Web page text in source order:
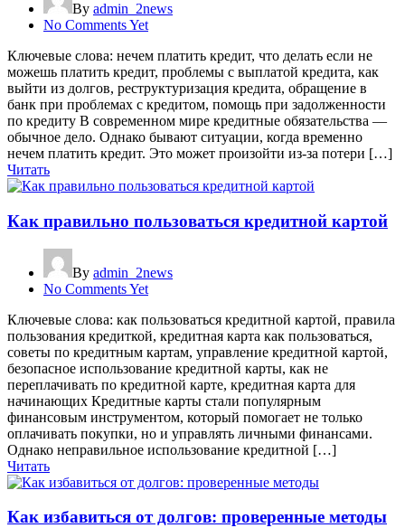
By admin_2news
No Comments Yet
Ключевые слова: нечем платить кредит, что делать если не
можешь платить кредит, проблемы с выплатой кредита, как
выйти из долгов, реструктуризация кредита, обращение в
банк при проблемах с кредитом, помощь при задолженности
по кредиту В современном мире кредитные обязательства —
обычное дело. Однако бывают ситуации, когда временно
нечем платить кредит. Это может произойти из-за потери […]
Читать
Как правильно пользоваться кредитной картой
By admin_2news
No Comments Yet
Ключевые слова: как пользоваться кредитной картой, правила
пользования кредиткой, кредитная карта как пользоваться,
советы по кредитным картам, управление кредитной картой,
безопасное использование кредитной карты, как не
переплачивать по кредитной карте, кредитная карта для
начинающих Кредитные карты стали популярным
финансовым инструментом, который помогает не только
оплачивать покупки, но и управлять личными финансами.
Однако неправильное использование кредитной […]
Читать
Как избавиться от долгов: проверенные методы